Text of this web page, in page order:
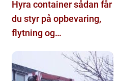
Hyra container sådan får
du styr på opbevaring,
flytning og